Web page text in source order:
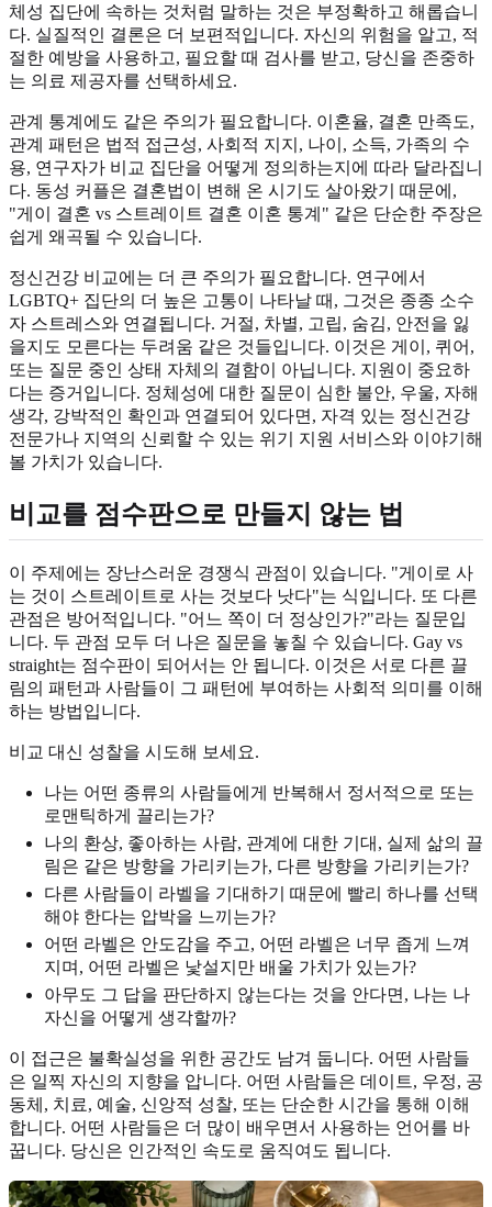
체성 집단에 속하는 것처럼 말하는 것은 부정확하고 해롭습니
다. 실질적인 결론은 더 보편적입니다. 자신의 위험을 알고, 적
절한 예방을 사용하고, 필요할 때 검사를 받고, 당신을 존중하
는 의료 제공자를 선택하세요.
관계 통계에도 같은 주의가 필요합니다. 이혼율, 결혼 만족도,
관계 패턴은 법적 접근성, 사회적 지지, 나이, 소득, 가족의 수
용, 연구자가 비교 집단을 어떻게 정의하는지에 따라 달라집니
다. 동성 커플은 결혼법이 변해 온 시기도 살아왔기 때문에,
"게이 결혼 vs 스트레이트 결혼 이혼 통계" 같은 단순한 주장은
쉽게 왜곡될 수 있습니다.
정신건강 비교에는 더 큰 주의가 필요합니다. 연구에서
LGBTQ+ 집단의 더 높은 고통이 나타날 때, 그것은 종종 소수
자 스트레스와 연결됩니다. 거절, 차별, 고립, 숨김, 안전을 잃
을지도 모른다는 두려움 같은 것들입니다. 이것은 게이, 퀴어,
또는 질문 중인 상태 자체의 결함이 아닙니다. 지원이 중요하
다는 증거입니다. 정체성에 대한 질문이 심한 불안, 우울, 자해
생각, 강박적인 확인과 연결되어 있다면, 자격 있는 정신건강
전문가나 지역의 신뢰할 수 있는 위기 지원 서비스와 이야기해
볼 가치가 있습니다.
비교를 점수판으로 만들지 않는 법
이 주제에는 장난스러운 경쟁식 관점이 있습니다. "게이로 사
는 것이 스트레이트로 사는 것보다 낫다"는 식입니다. 또 다른
관점은 방어적입니다. "어느 쪽이 더 정상인가?"라는 질문입
니다. 두 관점 모두 더 나은 질문을 놓칠 수 있습니다. Gay vs
straight는 점수판이 되어서는 안 됩니다. 이것은 서로 다른 끌
림의 패턴과 사람들이 그 패턴에 부여하는 사회적 의미를 이해
하는 방법입니다.
비교 대신 성찰을 시도해 보세요.
나는 어떤 종류의 사람들에게 반복해서 정서적으로 또는
로맨틱하게 끌리는가?
나의 환상, 좋아하는 사람, 관계에 대한 기대, 실제 삶의 끌
림은 같은 방향을 가리키는가, 다른 방향을 가리키는가?
다른 사람들이 라벨을 기대하기 때문에 빨리 하나를 선택
해야 한다는 압박을 느끼는가?
어떤 라벨은 안도감을 주고, 어떤 라벨은 너무 좁게 느껴
지며, 어떤 라벨은 낯설지만 배울 가치가 있는가?
아무도 그 답을 판단하지 않는다는 것을 안다면, 나는 나
자신을 어떻게 생각할까?
이 접근은 불확실성을 위한 공간도 남겨 둡니다. 어떤 사람들
은 일찍 자신의 지향을 압니다. 어떤 사람들은 데이트, 우정, 공
동체, 치료, 예술, 신앙적 성찰, 또는 단순한 시간을 통해 이해
합니다. 어떤 사람들은 더 많이 배우면서 사용하는 언어를 바
꿉니다. 당신은 인간적인 속도로 움직여도 됩니다.